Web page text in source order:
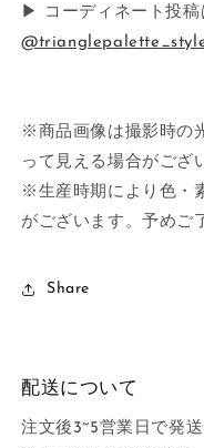
▶ コーディネート投稿
※商品画像は撮影時の
って見える場合がござ
※生産時期により色・
がございます。予めご
Share
配送について
注文後3~5営業日で発送